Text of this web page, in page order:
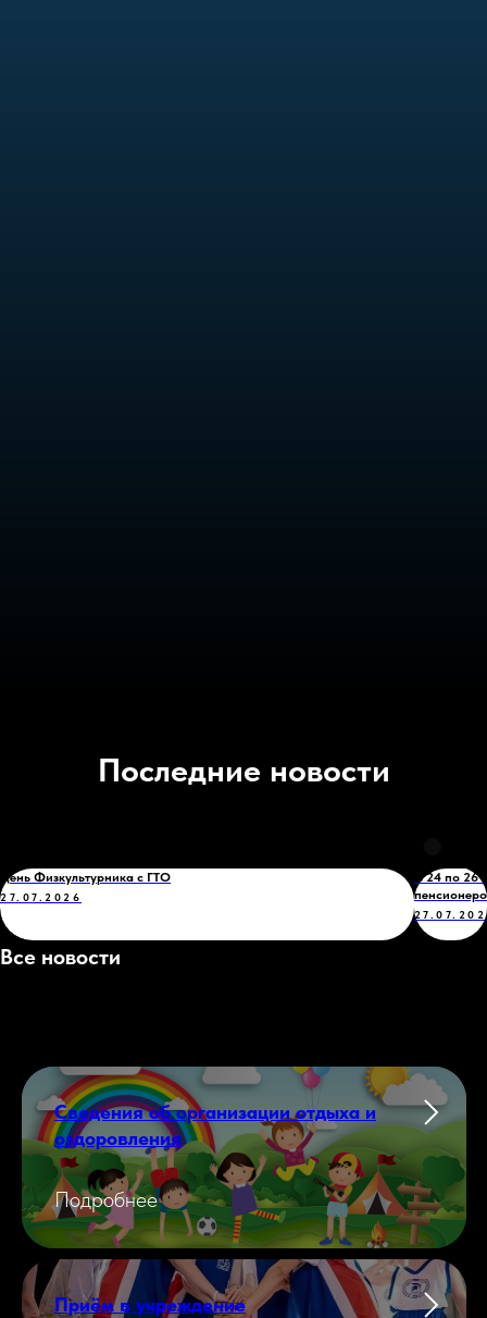
Последние новости
День Физкультурника с ГТО
27.07.2026
С 24 по 26
Все новости
Сведения об организации отдыха и
оздоровления
Подробнее
Приём в учреждение